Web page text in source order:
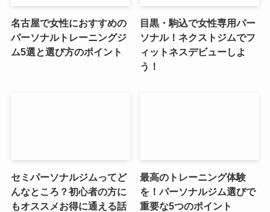
名古屋で女性におすすめの
パーソナルトレーニングジ
ム5選と選び方のポイント
目黒・駒込で女性専用パー
ソナル！ネクストジムでフ
ィットネスデビューしよ
う！
セミパーソナルジムってど
んなところ？初心者の方に
もオススメお得に通える話
最高のトレーニング体験
を！パーソナルジム選びで
重要な5つのポイント